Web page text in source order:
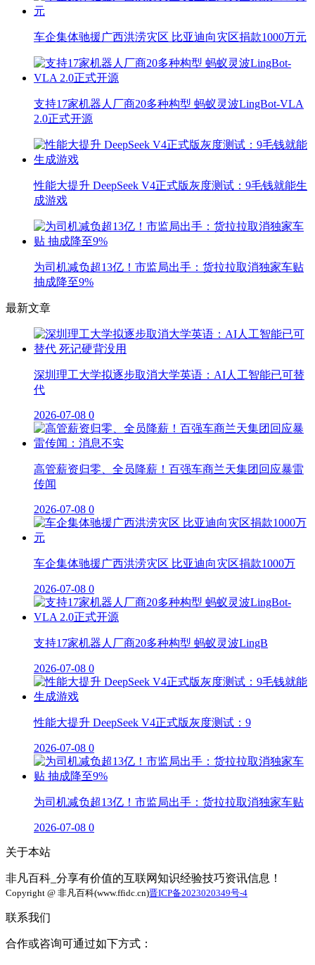
车企集体驰援广西洪涝灾区 比亚迪向灾区捐款1000万元
支持17家机器人厂商20多种构型 蚂蚁灵波LingBot-VLA
2.0正式开源
性能大提升 DeepSeek V4正式版灰度测试：9毛钱就能生
成游戏
为司机减负超13亿！市监局出手：货拉拉取消独家车贴
抽成降至9%
最新文章
深圳理工大学拟逐步取消大学英语：AI人工智能已可替
代
2026-07-08 0
高管薪资归零、全员降薪！百强车商兰天集团回应暴雷
传闻
2026-07-08 0
车企集体驰援广西洪涝灾区 比亚迪向灾区捐款1000万
2026-07-08 0
支持17家机器人厂商20多种构型 蚂蚁灵波LingB
2026-07-08 0
性能大提升 DeepSeek V4正式版灰度测试：9
2026-07-08 0
为司机减负超13亿！市监局出手：货拉拉取消独家车贴
2026-07-08 0
关于本站
非凡百科_分享有价值的互联网知识经验技巧资讯信息！
Copyright @ 非凡百科(www.ffidc.cn)晋ICP备2023020349号-4
联系我们
合作或咨询可通过如下方式：